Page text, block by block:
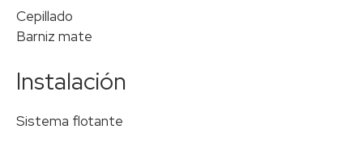
Cepillado
Barniz mate
Instalación
Sistema flotante